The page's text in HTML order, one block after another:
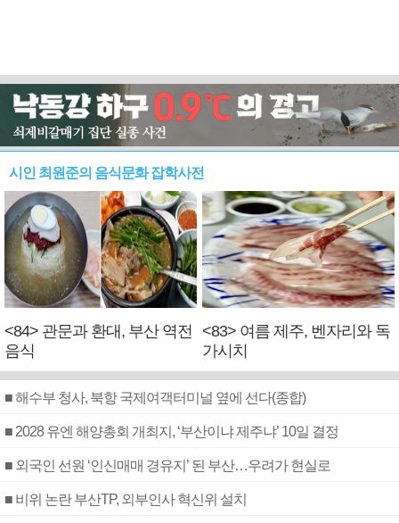
시인 최원준의 음식문화 잡학사전
<84> 관문과 환대, 부산 역전
음식
<83> 여름 제주, 벤자리와 독
가시치
■ 해수부 청사, 북항 국제여객터미널 옆에 선다(종합)
■ 2028 유엔 해양총회 개최지, ‘부산이냐 제주냐’ 10일 결정
■ 외국인 선원 ‘인신매매 경유지’ 된 부산…우려가 현실로
■ 비위 논란 부산TP, 외부인사 혁신위 설치